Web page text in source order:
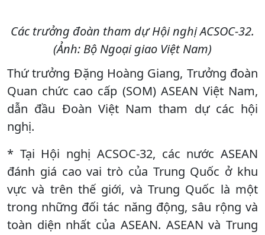
Các trưởng đoàn tham dự Hội nghị ACSOC-32.
(Ảnh: Bộ Ngoại giao Việt Nam)
Thứ trưởng Đặng Hoàng Giang, Trưởng đoàn
Quan chức cao cấp (SOM) ASEAN Việt Nam,
dẫn đầu Đoàn Việt Nam tham dự các hội
nghị.
* Tại Hội nghị ACSOC-32, các nước ASEAN
đánh giá cao vai trò của Trung Quốc ở khu
vực và trên thế giới, và Trung Quốc là một
trong những đối tác năng động, sâu rộng và
toàn diện nhất của ASEAN. ASEAN và Trung